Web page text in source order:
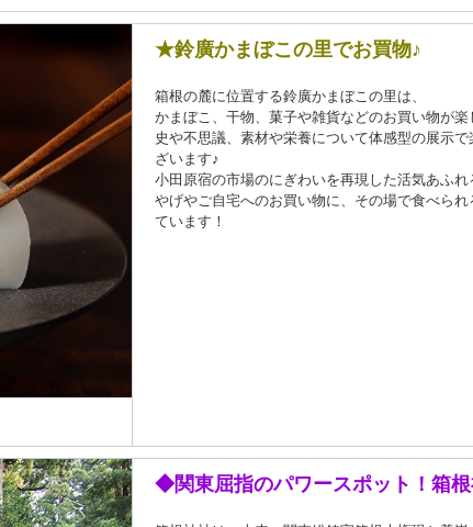
★鈴廣かまぼこの里でお買物♪
箱根の麓に位置する鈴廣かまぼこの里は、
かまぼこ、干物、菓子や雑貨などのお買い物が
史や不思議、素材や栄養について体感型の展示
ざいます♪
小田原宿の市場のにぎわいを再現した活気あふ
やげやご自宅へのお買い物に、その場で食べら
ています！
◆関東屈指のパワースポット！箱